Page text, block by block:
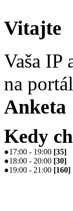
Vitajte
Vaša IP
na
Anketa
Kedy
●17:00 - 19:00 [35]
●18:00 - 20:00 [30]
●19:00 - 21:00 [160]